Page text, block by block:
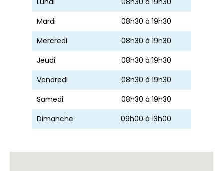
Lundi
08h30 à 19h30
Mardi
08h30 à 19h30
Mercredi
08h30 à 19h30
Jeudi
08h30 à 19h30
Vendredi
08h30 à 19h30
Samedi
08h30 à 19h30
Dimanche
09h00 à 13h00